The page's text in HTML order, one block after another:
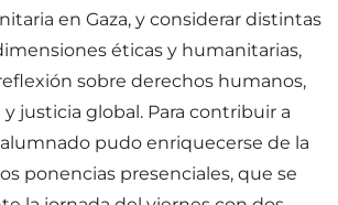
en Gaza, y considerar distintas
éticas y humanitarias,
sobre derechos humanos,
justicia global. Para contribuir a
pudo enriquecerse de la
ponencias presenciales, que se